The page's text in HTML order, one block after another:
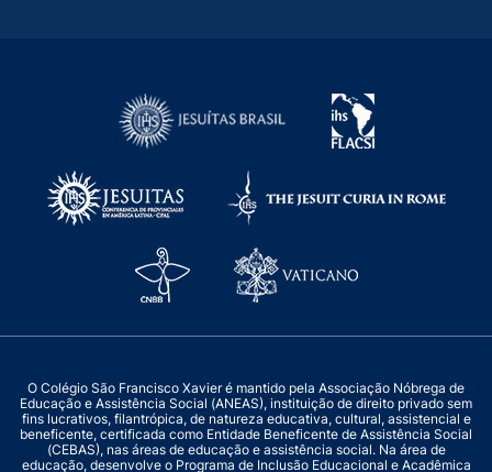
O Colégio São Francisco Xavier é mantido pela Associação Nóbrega de
Educação e Assistência Social (ANEAS), instituição de direito privado sem
fins lucrativos, filantrópica, de natureza educativa, cultural, assistencial e
beneficente, certificada como Entidade Beneficente de Assistência Social
(CEBAS), nas áreas de educação e assistência social. Na área de
educação, desenvolve o Programa de Inclusão Educacional e Acadêmica